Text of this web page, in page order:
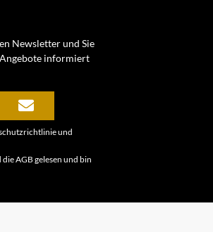
Newsletter und Sie
informiert
und
dieAGB gelesen und bin